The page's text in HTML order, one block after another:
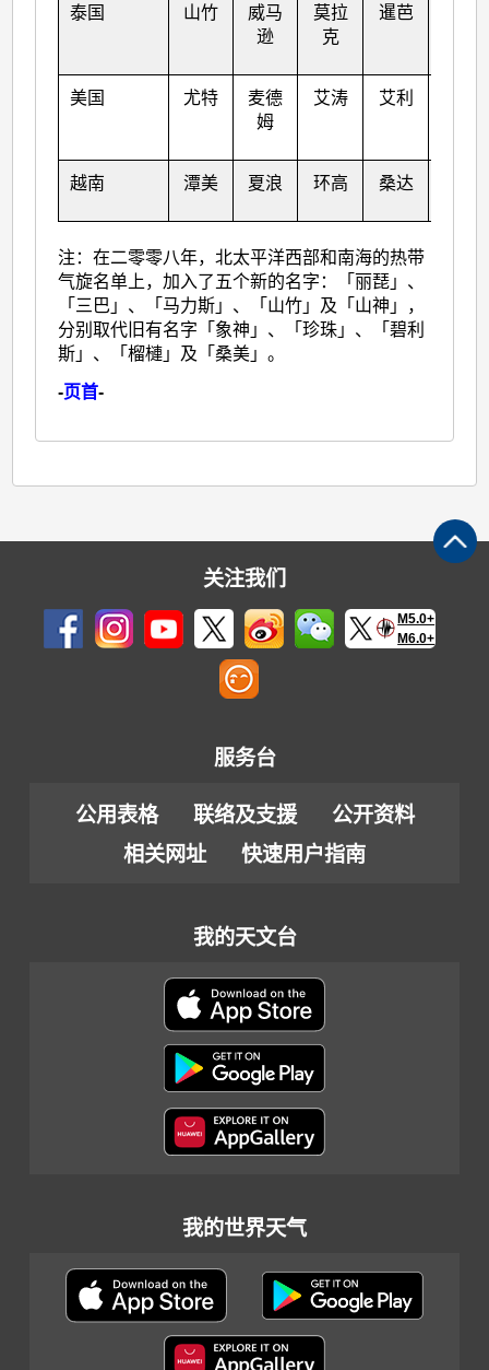
泰国 山竹
威马
逊
莫拉
克
暹芭
美国 尤特
麦德
姆
艾涛 艾利
越南 潭美 夏浪 环高 桑达
注：在二零零八年，北太平洋西部和南海的热带
气旋名单上，加入了五个新的名字：「丽琵」、
「三巴」、「马力斯」、「山竹」及「山神」，
分别取代旧有名字「象神」、「珍珠」、「碧利
斯」、「榴槤」及「桑美」。
-页首-
关注我们
M5.0+
M6.0+
服务台
公用表格 联络及支援
公开资料
相关网址
快速用户指南
我的天文台
我的世界天气